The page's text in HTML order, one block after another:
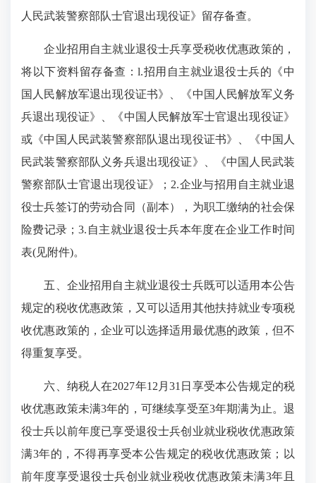
人民武装警察部队士官退出现役证》留存备查。
企业招用自主就业退役士兵享受税收优惠政策的，
将以下资料留存备查：l.招用自主就业退役士兵的《中
国人民解放军退出现役证书》、《中国人民解放军义务
兵退出现役证》、《中国人民解放军士官退出现役证》
或《中国人民武装警察部队退出现役证书》、《中国人
民武装警察部队义务兵退出现役证》、《中国人民武装
警察部队士官退出现役证》；2.企业与招用自主就业退
役士兵签订的劳动合同（副本），为职工缴纳的社会保
险费记录；3.自主就业退役士兵本年度在企业工作时间
表(见附件)。
五、企业招用自主就业退役士兵既可以适用本公告
规定的税收优惠政策，又可以适用其他扶持就业专项税
收优惠政策的，企业可以选择适用最优惠的政策，但不
得重复享受。
六、纳税人在2027年12月31日享受本公告规定的税
收优惠政策未满3年的，可继续享受至3年期满为止。退
役士兵以前年度已享受退役士兵创业就业税收优惠政策
满3年的，不得再享受本公告规定的税收优惠政策；以
前年度享受退役士兵创业就业税收优惠政策未满3年且